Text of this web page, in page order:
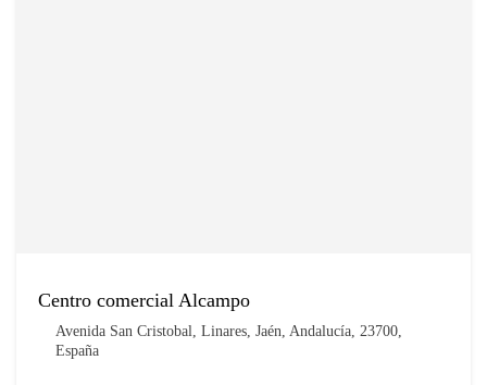
Centro comercial Alcampo
Avenida San Cristobal, Linares, Jaén, Andalucía, 23700,
España